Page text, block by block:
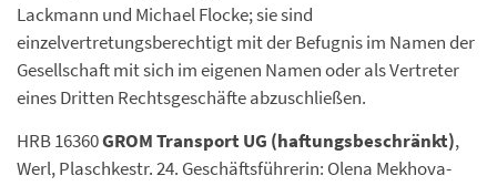
Lackmann und Michael Flocke; sie sind
einzelvertretungsberechtigt mit der Befugnis im Namen der
Gesellschaft mit sich im eigenen Namen oder als Vertreter
eines Dritten Rechtsgeschäfte abzuschließen.
HRB 16360GROM Transport UG (haftungsbeschränkt),
Werl, Plaschkestr. 24. Geschäftsführerin: Olena Mekhova-